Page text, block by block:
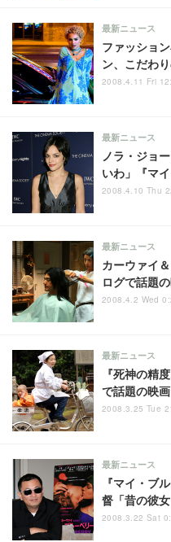
ファッショ
ン、こだわ
最新ニュース
2008.4.11 Fri
ノラ・ジョ
いわ」『マ
最新ニュース
2008.4.10 Thu
カーウァイ
ログで話題
最新ニュース
2008.4.2 Wed
『死神の精
で話題の映
最新ニュース
2008.3.25 Tue
『マイ・ブ
督「昔の彼
最新ニュース
2008.3.22 Sat